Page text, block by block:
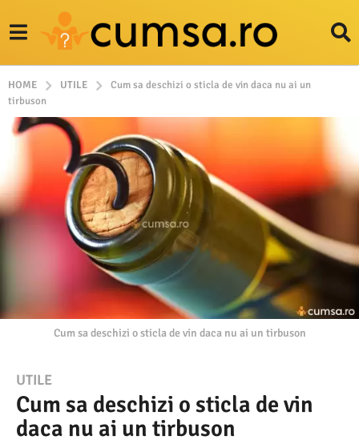
HOME UTILE
Cum sa deschizi o sticla de vin daca nu ai un
tirbuson
Cum sa deschizi o sticla de vin daca nu ai un tirbuson
2
9
.
UTILE
Cum sa deschizi o sticla de vin
daca nu ai un tirbuson